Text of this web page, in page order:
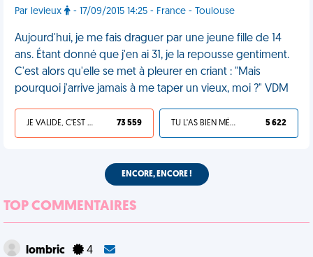
Par levieux - 17/09/2015 14:25 - France - Toulouse
Aujourd'hui, je me fais draguer par une jeune fille de 14
ans. Étant donné que j'en ai 31, je la repousse gentiment.
C'est alors qu'elle se met à pleurer en criant : "Mais
pourquoi j'arrive jamais à me taper un vieux, moi ?" VDM
JE VALIDE, C'EST UNE VDM 73 559 TU L'AS BIEN MÉRITÉ 5 622
ENCORE, ENCORE !
TOP COMMENTAIRES
lombric 4